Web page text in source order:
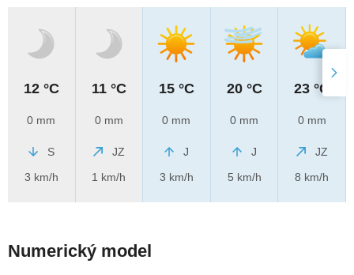
12 °C
0 mm
S
3 km/h
11 °C
0 mm
JZ
1 km/h
15 °C
0 mm
J
3 km/h
20 °C
0 mm
J
5 km/h
23 °C
0 mm
JZ
8 km/h
Numerický model